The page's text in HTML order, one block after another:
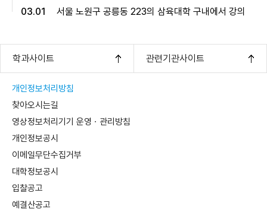
03.01 서울 노원구 공릉동 223의 삼육대학 구내에서 강의
개인정보처리방침
찾아오시는길
영상정보처리기기 운영ㆍ관리방침
개인정보공시
이메일무단수집거부
대학정보공시
입찰공고
예결산공고
학과사이트 관련기관사이트